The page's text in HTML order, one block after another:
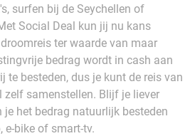
surfen bij de Seychellen of
Social Deal kun jij nu kans
ter waarde van maar
bedrag wordt in cash aan
te besteden, dus je kunt de reis van
zelf samenstellen. Blijf je liever
het bedrag natuurlijk besteden
e-bike of smart-tv.